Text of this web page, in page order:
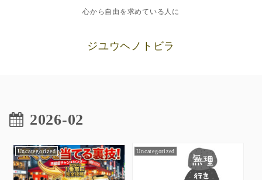
心から自由を求めている人に
ジユウヘノトビラ
2026-02
Uncategorized Uncategorized